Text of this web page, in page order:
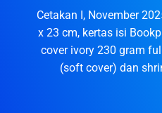
Cetakan I, November
x 23 cm, kertas isi
cover ivory 230 gram
(soft cover) dan